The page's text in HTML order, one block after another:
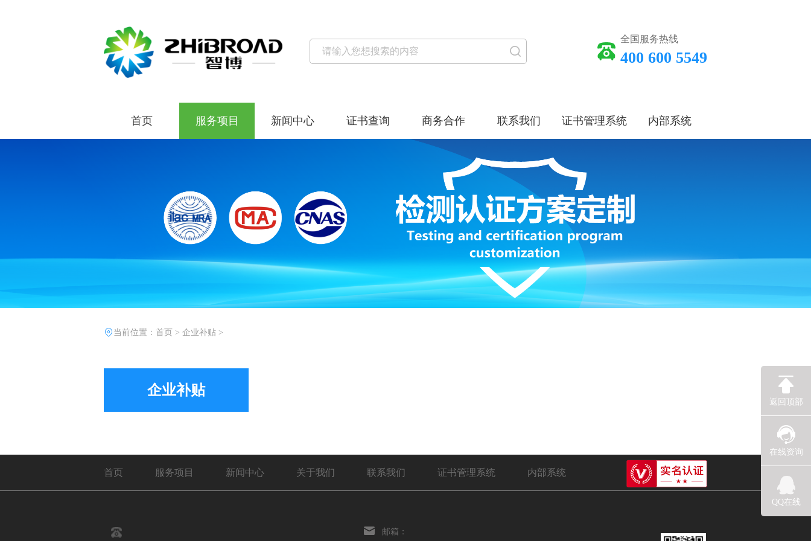
全国服务热线
400 600 5549
首页 服务项目 新闻中心 证书查询 商务合作 联系我们 证书管理系统 内部系统
当前位置： 首页 > 企业补贴 >
企业补贴
首页 服务项目 新闻中心 关于我们 联系我们 证书管理系统 内部系统
邮箱：
返回顶部
在线资询
QQ在线